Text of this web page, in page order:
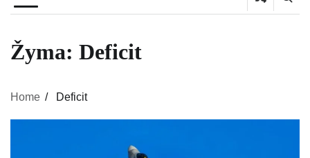
Žyma: Deficit
Home Deficit